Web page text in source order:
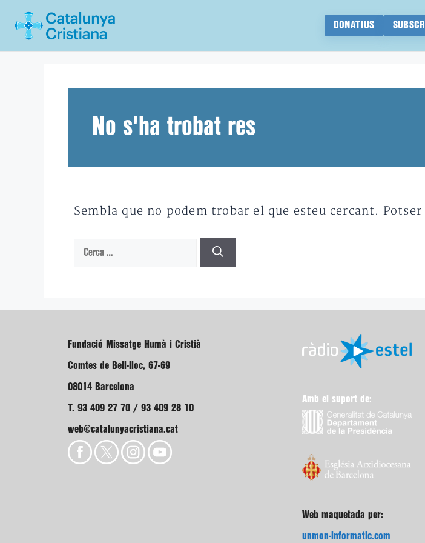
DONATIUS
No s'ha trobat res
Sembla que no podem trobar el que esteu cercant.
Cerca:
Fundació Missatge Humà i Cristià
Comtes de Bell-lloc, 67-69
08014 Barcelona
T. 93 409 27 70 / 93 409 28 10
web@catalunyacristiana.cat
Amb el suport de:
Web maquetada per:
unmon-informatic.com